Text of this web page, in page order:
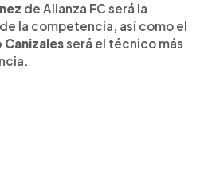
de Alianza FC será la
la competencia, así como el
Canizalesserá el técnico más